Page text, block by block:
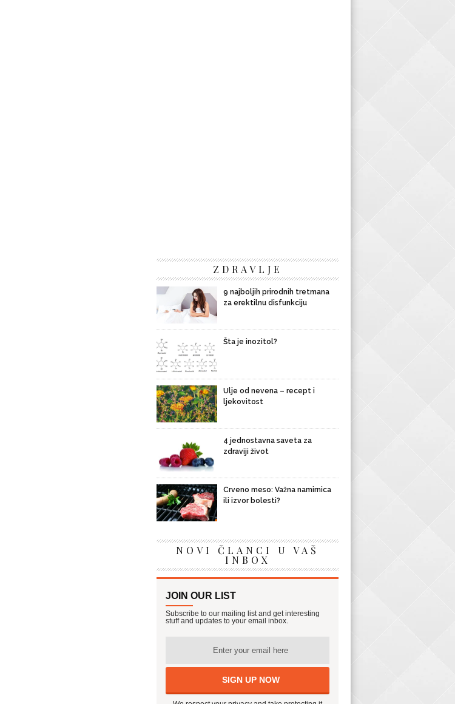
ZDRAVLJE
9 najboljih prirodnih tretmana
za erektilnu disfunkciju
Šta je inozitol?
Ulje od nevena – recept i
ljekovitost
4 jednostavna saveta za
zdraviji život
Crveno meso: Važna namirnica
ili izvor bolesti?
NOVI ČLANCI U VAŠ
INBOX
JOIN OUR LIST
Subscribe to our mailing list and get interesting
stuff and updates to your email inbox.